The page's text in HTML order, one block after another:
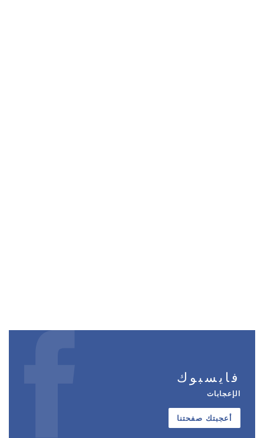
فايسبوك
الإعجابات
أعجبتك صفحتنا